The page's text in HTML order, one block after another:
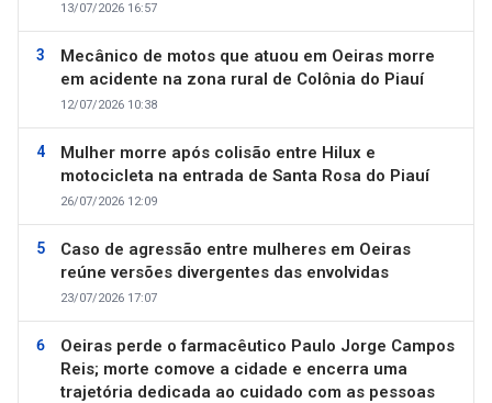
13/07/2026 16:57
Mecânico de motos que atuou em Oeiras morre
em acidente na zona rural de Colônia do Piauí
12/07/2026 10:38
Mulher morre após colisão entre Hilux e
motocicleta na entrada de Santa Rosa do Piauí
26/07/2026 12:09
Caso de agressão entre mulheres em Oeiras
reúne versões divergentes das envolvidas
23/07/2026 17:07
Oeiras perde o farmacêutico Paulo Jorge Campos
Reis; morte comove a cidade e encerra uma
trajetória dedicada ao cuidado com as pessoas